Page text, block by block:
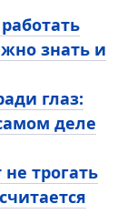
знать и
глаз:
деле
трогать